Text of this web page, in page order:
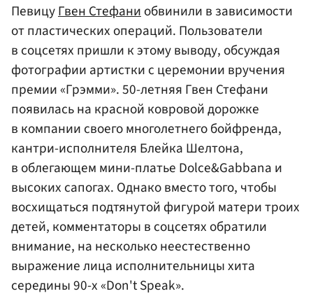
ПевицуГвен Стефаниобвинили в зависимости
от пластических операций. Пользователи
в соцсетях пришли к этому выводу, обсуждая
фотографии артистки с церемонии вручения
премии «Грэмми». 50-летняя Гвен Стефани
появилась на красной ковровой дорожке
в компании своего многолетнего бойфренда,
кантри-исполнителя Блейка Шелтона,
в облегающем мини-платье Dolce&Gabbana и
высоких сапогах. Однако вместо того, чтобы
восхищаться подтянутой фигурой матери троих
детей, комментаторы в соцсетях обратили
внимание, на несколько неестественно
выражение лица исполнительницы хита
середины 90-х «Don't Speak».